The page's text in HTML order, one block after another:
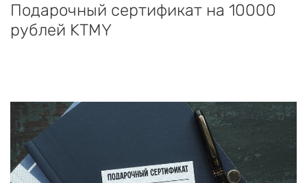
Подарочный сертификат на 10000
рублей KTMY